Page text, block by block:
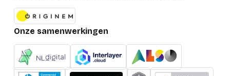
Onze samenwerkingen